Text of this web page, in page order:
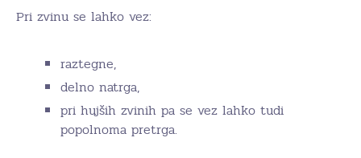
Pri zvinu se lahko vez:
raztegne,
delno natrga,
pri hujših zvinih pa se vez lahko tudi
popolnoma pretrga.